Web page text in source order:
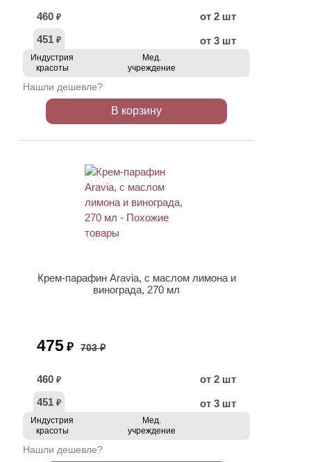
460 ₽
от 2 шт
451 ₽ от 3 шт
Индустрия
красоты
Мед.
учреждение
Нашли дешевле?
В корзину
Крем-парафин Aravia, с маслом лимона и
винограда, 270 мл
475 ₽ 703 ₽
460 ₽
от 2 шт
451 ₽ от 3 шт
Индустрия
красоты
Мед.
учреждение
Нашли дешевле?